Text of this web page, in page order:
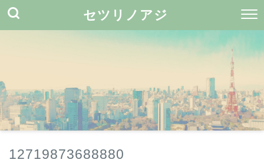
セツリノアジ
12719873688880